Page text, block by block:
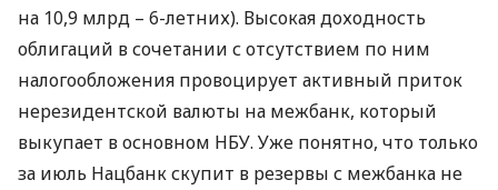
на 10,9 млрд – 6-летних). Высокая доходность
облигаций в сочетании с отсутствием по ним
налогообложения провоцирует активный приток
нерезидентской валюты на межбанк, который
выкупает в основном НБУ. Уже понятно, что только
за июль Нацбанк скупит в резервы с межбанка не